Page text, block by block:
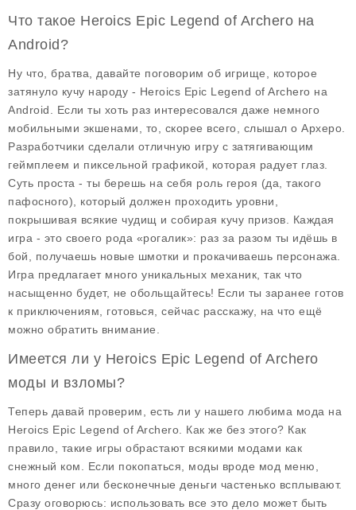
Что такое Heroics Epic Legend of Archero на
Android?
Ну что, братва, давайте поговорим об игрище, которое
затянуло кучу народу - Heroics Epic Legend of Archero на
Android. Если ты хоть раз интересовался даже немного
мобильными экшенами, то, скорее всего, слышал о Археро.
Разработчики сделали отличную игру с затягивающим
геймплеем и пиксельной графикой, которая радует глаз.
Суть проста - ты берешь на себя роль героя (да, такого
пафосного), который должен проходить уровни,
покрышивая всякие чудищ и собирая кучу призов. Каждая
игра - это своего рода «рогалик»: раз за разом ты идёшь в
бой, получаешь новые шмотки и прокачиваешь персонажа.
Игра предлагает много уникальных механик, так что
насыщенно будет, не обольщайтесь! Если ты заранее готов
к приключениям, готовься, сейчас расскажу, на что ещё
можно обратить внимание.
Имеется ли у Heroics Epic Legend of Archero
моды и взломы?
Теперь давай проверим, есть ли у нашего любима мода на
Heroics Epic Legend of Archero. Как же без этого? Как
правило, такие игры обрастают всякими модами как
снежный ком. Если покопаться, моды вроде мод меню
много денег или бесконечные деньги частенько всплывают.
Сразу оговорюсь: использовать все это дело может быть